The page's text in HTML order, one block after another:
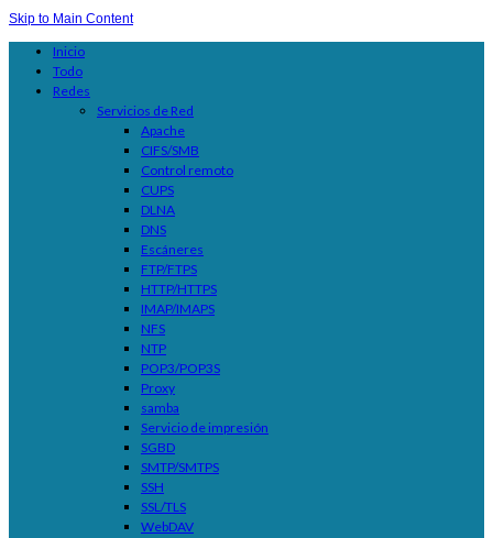
Skip to Main Content
Inicio
Todo
Redes
Servicios de Red
Apache
CIFS/SMB
Control remoto
CUPS
DLNA
DNS
Escáneres
FTP/FTPS
HTTP/HTTPS
IMAP/IMAPS
NFS
NTP
POP3/POP3S
Proxy
samba
Servicio de impresión
SGBD
SMTP/SMTPS
SSH
SSL/TLS
WebDAV